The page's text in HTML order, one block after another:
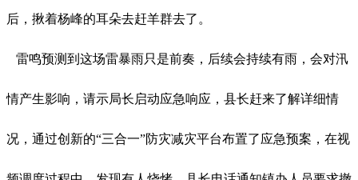
后，揪着杨峰的耳朵去赶羊群去了。
雷鸣预测到这场雷暴雨只是前奏，后续会持续有雨，会对汛
情产生影响，请示局长启动应急响应，县长赶来了解详细情
况，通过创新的“三合一”防灾减灾平台布置了应急预案，在视